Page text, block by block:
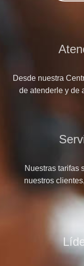
Desde nuestra
de atenderle y de
Nuestras tarifas
nuestros